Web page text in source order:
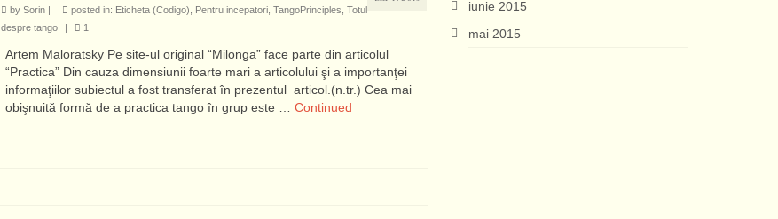
by Sorin| posted in: Eticheta (Codigo) Pentru incepatori, TangoPrinciples Totul
despre tango
| 1
Artem Maloratsky Pe site-ul original “Milonga” face parte din articolul
“Practica” Din cauza dimensiunii foarte mari a articolului şi a importanţei
informaţiilor subiectul a fost transferat în prezentul articol.(n.tr.) Cea mai
obişnuită formă de a practica tango în grup este … Continued
iunie 2015
mai 2015